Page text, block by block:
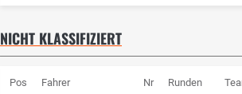
NICHT KLASSIFIZIERT
Pos Fahrer Nr Runden